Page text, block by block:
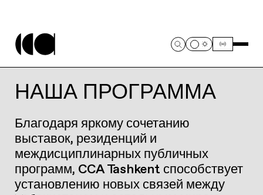
НАША ПРОГРАММА
Благодаря яркому сочетанию
выставок, резиденций и
междисциплинарных публичных
программ, CCA Tashkent способствует
установлению новых связей между